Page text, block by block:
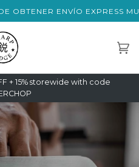
OBTENER ENVÍO EXPRESS
+ 15% storewide with code